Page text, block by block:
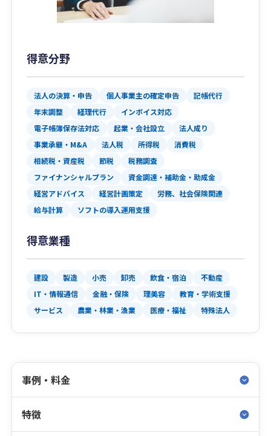
得意分野
法人の決算・申告 個人事業主の確定申告
記帳代行
年末調整
経理代行
インボイス対応
電子帳簿保存法対応
起業・会社設立
法人成り
事業承継・M&A
法人税 所得税
消費税
相続税・資産税
節税
税務調査
ファイナンシャルプラン
資金調達・補助金・助成金
経営アドバイス
経営計画策定
労務、社会保険関連
給与計算
ソフトの導入運用支援
得意業種
建設 製造 小売 卸売 飲食・宿泊
不動産
IT・情報通信
金融・保険 理美容
教育・学術支援
サービス
農業・林業・漁業 医療・福祉 特殊法人
事例・料金
特徴